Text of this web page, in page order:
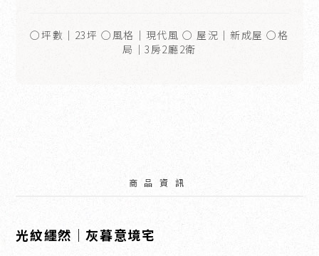
○坪數｜23坪 ○風格｜現代風 ○ 屋況｜新成屋 ○格
局｜3房2廳2衛
商品資訊
光紋纆然｜灰暮意境宅